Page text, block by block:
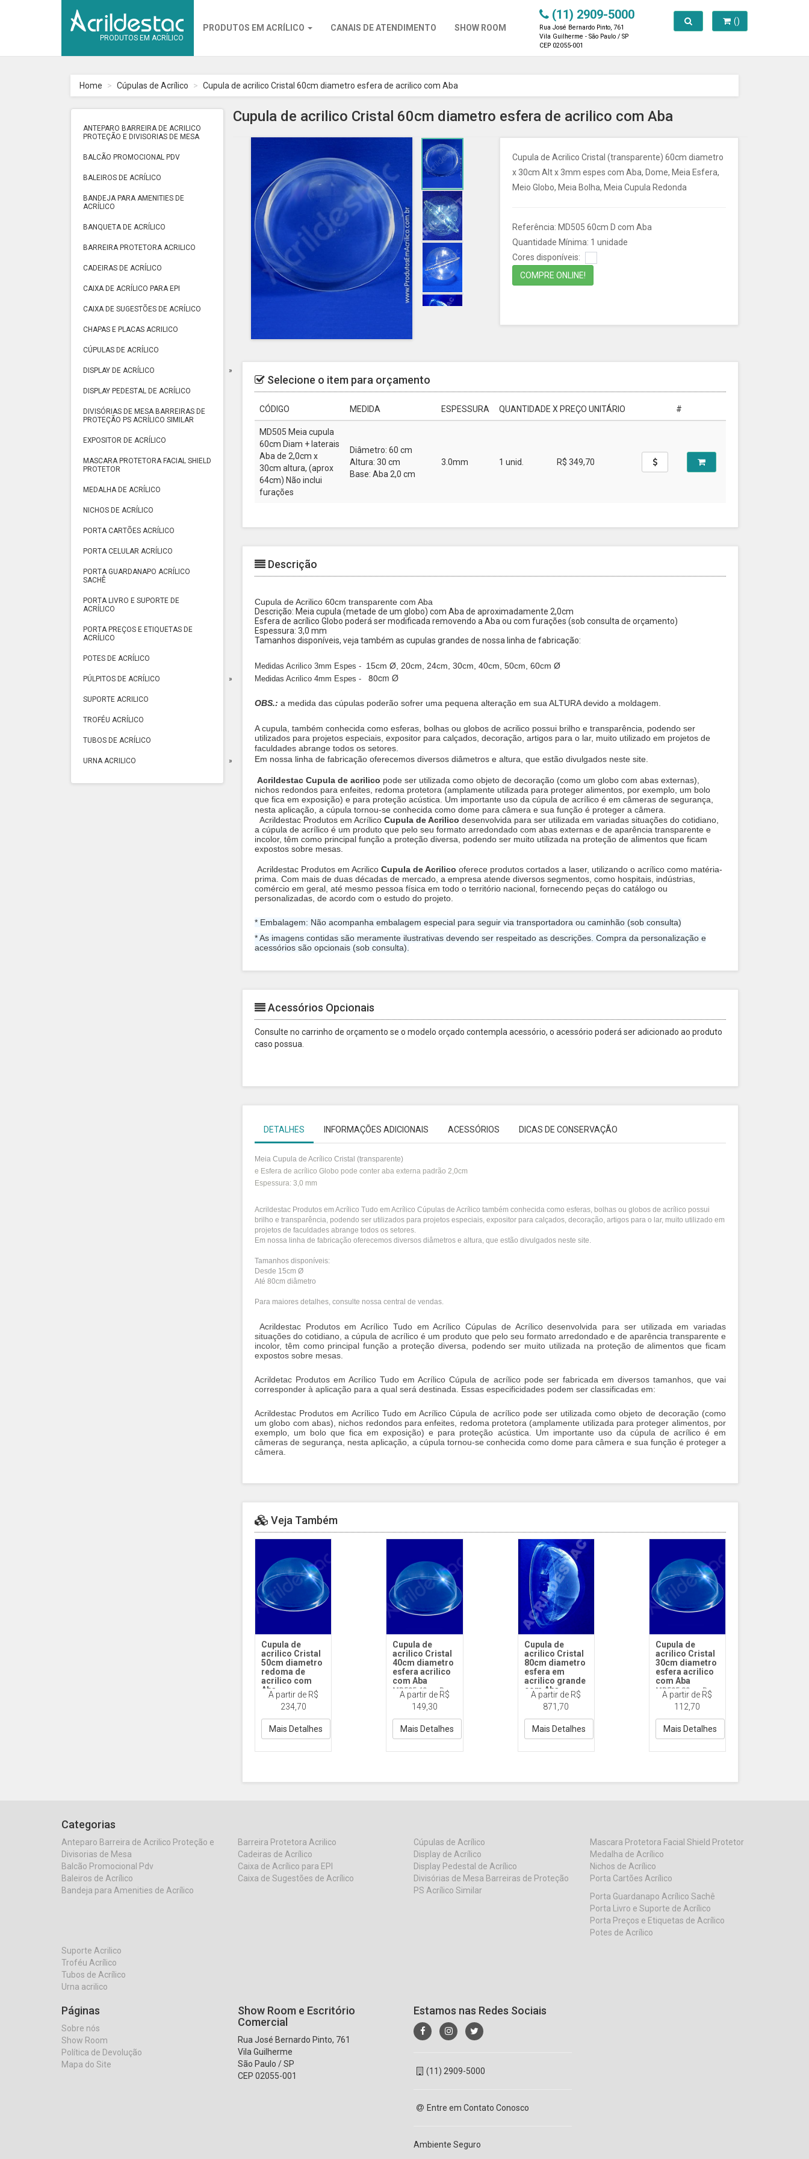
PRODUTOS EM ACRÍLICO
PRODUTOS EM ACRÍLICO CANAIS DE ATENDIMENTO SHOW ROOM
(11) 2909-5000
Rua José Bernardo Pinto, 761
Vila Guilherme - São Paulo / SP
CEP 02055-001
()
Toggle search
Home Cúpulas de Acrílico Cupula de acrilico Cristal 60cm diametro esfera de acrilico com Aba
ANTEPARO BARREIRA DE ACRILICO
PROTEÇÃO E DIVISORIAS DE MESA
BALCÃO PROMOCIONAL PDV
BALEIROS DE ACRÍLICO
BANDEJA PARA AMENITIES DE
ACRÍLICO
BANQUETA DE ACRÍLICO
BARREIRA PROTETORA ACRILICO
CADEIRAS DE ACRÍLICO
CAIXA DE ACRÍLICO PARA EPI
CAIXA DE SUGESTÕES DE ACRÍLICO
CHAPAS E PLACAS ACRILICO
CÚPULAS DE ACRÍLICO
DISPLAY DE ACRÍLICO
DISPLAY PEDESTAL DE ACRÍLICO
DIVISÓRIAS DE MESA BARREIRAS DE
PROTEÇÃO PS ACRÍLICO SIMILAR
EXPOSITOR DE ACRÍLICO
MASCARA PROTETORA FACIAL SHIELD
PROTETOR
MEDALHA DE ACRÍLICO
NICHOS DE ACRÍLICO
PORTA CARTÕES ACRÍLICO
PORTA CELULAR ACRÍLICO
PORTA GUARDANAPO ACRÍLICO
SACHÊ
PORTA LIVRO E SUPORTE DE
ACRÍLICO
PORTA PREÇOS E ETIQUETAS DE
ACRÍLICO
POTES DE ACRÍLICO
PÚLPITOS DE ACRÍLICO
SUPORTE ACRILICO
TROFÉU ACRÍLICO
TUBOS DE ACRÍLICO
URNA ACRILICO
Cupula de acrilico Cristal 60cm diametro esfera de acrilico com Aba
Cupula de Acrilico Cristal (transparente) 60cm diametro
x 30cm Alt x 3mm espes com Aba, Dome, Meia Esfera,
Meio Globo, Meia Bolha, Meia Cupula Redonda
Referência: MD505 60cm D com Aba
Quantidade Mínima: 1 unidade
Cores disponíveis:
COMPRE ONLINE!
Selecione o item para orçamento
CÓDIGO MEDIDA ESPESSURA QUANTIDADE X PREÇO UNITÁRIO #
MD505 Meia cupula
60cm Diam + laterais
Aba de 2,0cm x
30cm altura, (aprox
64cm) Não inclui
furações
Diâmetro: 60 cm
Altura: 30 cm
Base: Aba 2,0 cm
3.0mm 1 unid. R$ 349,70
Descrição
Cupula de Acrilico 60cm transparente com Aba
Descrição: Meia cupula (metade de um globo) com Aba de aproximadamente 2,0cm
Esfera de acrílico Globo poderá ser modificada removendo a Aba ou com furações (sob consulta de orçamento)
Espessura: 3,0 mm
Tamanhos disponíveis, veja também as cupulas grandes de nossa linha de fabricação:
Medidas Acrilico 3mm Espes - 15cm Ø, 20cm, 24cm, 30cm, 40cm, 50cm, 60cm Ø
Medidas Acrilico 4mm Espes - 80cm Ø
OBS.: a medida das cúpulas poderão sofrer uma pequena alteração em sua ALTURA devido a moldagem.
A cupula, também conhecida como esferas, bolhas ou globos de acrilico possui brilho e transparência, podendo ser
utilizados para projetos especiais, expositor para calçados, decoração, artigos para o lar, muito utilizado em projetos de
faculdades abrange todos os setores.
Em nossa linha de fabricação oferecemos diversos diâmetros e altura, que estão divulgados neste site.
Acrildestac Cupula de acrilico pode ser utilizada como objeto de decoração (como um globo com abas externas),
nichos redondos para enfeites, redoma protetora (amplamente utilizada para proteger alimentos, por exemplo, um bolo
que fica em exposição) e para proteção acústica. Um importante uso da cúpula de acrílico é em câmeras de segurança,
nesta aplicação, a cúpula tornou-se conhecida como dome para câmera e sua função é proteger a câmera.
Acrildestac Produtos em Acrílico Cupula de Acrilico desenvolvida para ser utilizada em variadas situações do cotidiano,
a cúpula de acrílico é um produto que pelo seu formato arredondado com abas externas e de aparência transparente e
incolor, têm como principal função a proteção diversa, podendo ser muito utilizada na proteção de alimentos que ficam
expostos sobre mesas.
Acrildestac Produtos em Acrilico Cupula de Acrilico oferece produtos cortados a laser, utilizando o acrílico como matéria-
prima. Com mais de duas décadas de mercado, a empresa atende diversos segmentos, como hospitais, indústrias,
comércio em geral, até mesmo pessoa física em todo o território nacional, fornecendo peças do catálogo ou
personalizadas, de acordo com o estudo do projeto.
* Embalagem: Não acompanha embalagem especial para seguir via transportadora ou caminhão (sob consulta)
* As imagens contidas são meramente ilustrativas devendo ser respeitado as descrições. Compra da personalização e
acessórios são opcionais (sob consulta).
Acessórios Opcionais
Consulte no carrinho de orçamento se o modelo orçado contempla acessório, o acessório poderá ser adicionado ao produto
caso possua.
DETALHES INFORMAÇÕES ADICIONAIS ACESSÓRIOS DICAS DE CONSERVAÇÃO
Meia Cupula de Acrílico Cristal (transparente)
e Esfera de acrílico Globo pode conter aba externa padrão 2,0cm
Espessura: 3,0 mm
Acrildestac Produtos em Acrílico Tudo em Acrílico Cúpulas de Acrílico também conhecida como esferas, bolhas ou globos de acrílico possui
brilho e transparência, podendo ser utilizados para projetos especiais, expositor para calçados, decoração, artigos para o lar, muito utilizado em
projetos de faculdades abrange todos os setores.
Em nossa linha de fabricação oferecemos diversos diâmetros e altura, que estão divulgados neste site.
Tamanhos disponíveis:
Desde 15cm Ø
Até 80cm diâmetro
Para maiores detalhes, consulte nossa central de vendas.
Acrildestac Produtos em Acrílico Tudo em Acrílico Cúpulas de Acrílico desenvolvida para ser utilizada em variadas
situações do cotidiano, a cúpula de acrílico é um produto que pelo seu formato arredondado e de aparência transparente e
incolor, têm como principal função a proteção diversa, podendo ser muito utilizada na proteção de alimentos que ficam
expostos sobre mesas.
Acrildetac Produtos em Acrílico Tudo em Acrílico Cúpula de acrílico pode ser fabricada em diversos tamanhos, que vai
corresponder à aplicação para a qual será destinada. Essas especificidades podem ser classificadas em:
Acrildestac Produtos em Acrílico Tudo em Acrílico Cúpula de acrílico pode ser utilizada como objeto de decoração (como
um globo com abas), nichos redondos para enfeites, redoma protetora (amplamente utilizada para proteger alimentos, por
exemplo, um bolo que fica em exposição) e para proteção acústica. Um importante uso da cúpula de acrílico é em
câmeras de segurança, nesta aplicação, a cúpula tornou-se conhecida como dome para câmera e sua função é proteger a
câmera.
Veja Também
Cupula de
acrilico Cristal
50cm diametro
redoma de
acrilico com
Aba
MD505 50cm D
com Aba
A partir de R$
234,70
Mais Detalhes
Cupula de
acrilico Cristal
40cm diametro
esfera acrilico
com Aba
MD505 40cm D
com Aba
A partir de R$
149,30
Mais Detalhes
Cupula de
acrilico Cristal
80cm diametro
esfera em
acrilico grande
com Aba
MD505 80cm D
com Aba
A partir de R$
871,70
Mais Detalhes
Cupula de
acrilico Cristal
30cm diametro
esfera acrilico
com Aba
MD505 30cm D
com Aba
A partir de R$
112,70
Mais Detalhes
Categorias
Anteparo Barreira de Acrilico Proteção e
Divisorias de Mesa
Balcão Promocional Pdv
Baleiros de Acrílico
Bandeja para Amenities de Acrílico
Barreira Protetora Acrilico
Cadeiras de Acrílico
Caixa de Acrílico para EPI
Caixa de Sugestões de Acrílico
Cúpulas de Acrílico
Display de Acrílico
Display Pedestal de Acrílico
Divisórias de Mesa Barreiras de Proteção
PS Acrílico Similar
Mascara Protetora Facial Shield Protetor
Medalha de Acrílico
Nichos de Acrílico
Porta Cartões Acrílico
Porta Guardanapo Acrílico Sachê
Porta Livro e Suporte de Acrílico
Porta Preços e Etiquetas de Acrílico
Potes de Acrílico
Suporte Acrilico
Troféu Acrílico
Tubos de Acrílico
Urna acrilico
Páginas
Sobre nós
Show Room
Política de Devolução
Mapa do Site
Show Room e Escritório
Comercial
Rua José Bernardo Pinto, 761
Vila Guilherme
São Paulo / SP
CEP 02055-001
Estamos nas Redes Sociais
(11) 2909-5000
Entre em Contato Conosco
Ambiente Seguro